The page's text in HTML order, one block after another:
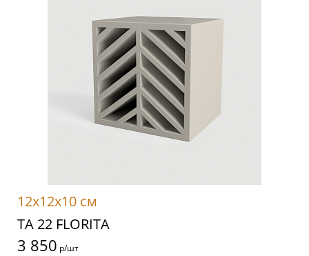
12x12x10 см
TA 22 FLORITA
3 850 р/шт